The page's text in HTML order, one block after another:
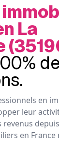
La
en
leur
en